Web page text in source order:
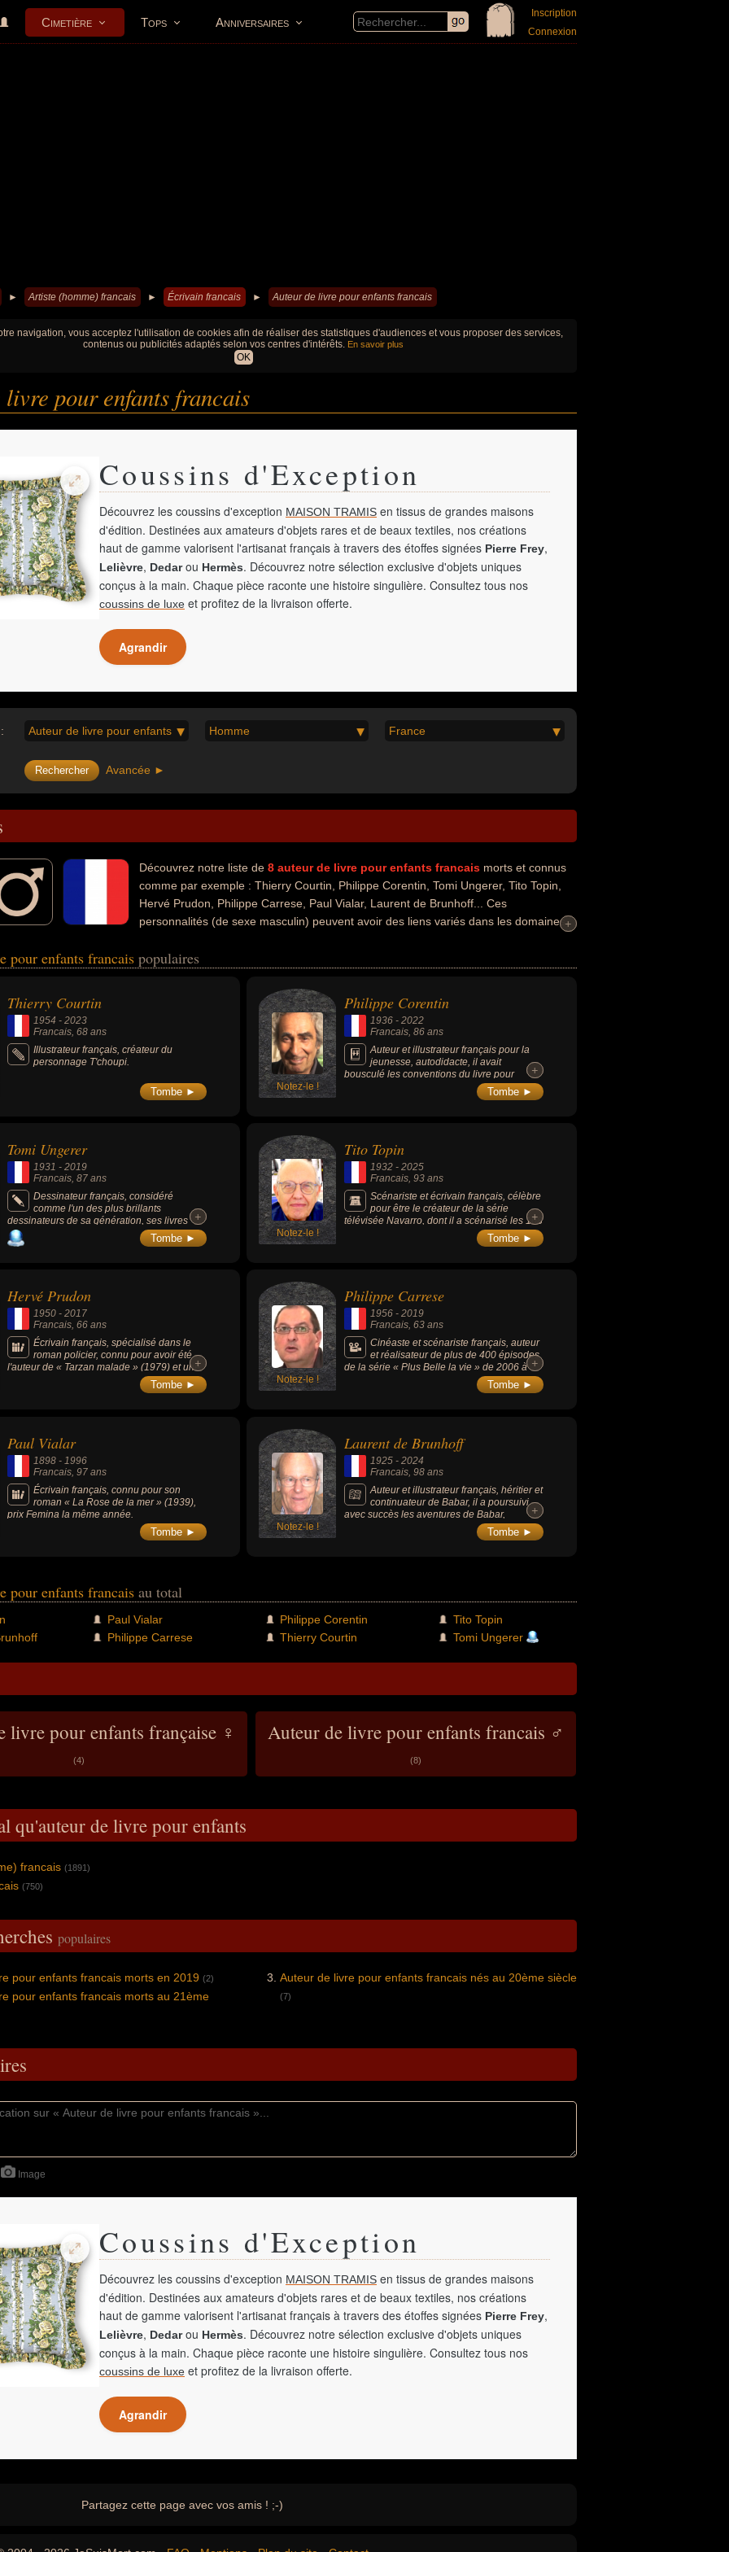
Cimetière Tops Anniversaires
Inscription
Connexion
► Artiste (homme) francais ► Écrivain francais ► Auteur de livre pour enfants francais
navigation, vous acceptez l'utilisation de cookies afin de réaliser des statistiques d'audiences et vous proposer des services,
contenus ou publicités adaptés selon vos centres d'intérêts. En savoir plus
OK
pour enfants francais
Coussins d'Exception
Découvrez les coussins d'exception MAISON TRAMIS en tissus de grandes maisons
d'édition. Destinées aux amateurs d'objets rares et de beaux textiles, nos créations
haut de gamme valorisent l'artisanat français à travers des étoffes signées Pierre Frey,
Lelièvre, Dedarou Hermès. Découvrez notre sélection exclusive d'objets uniques
conçus à la main. Chaque pièce raconte une histoire singulière. Consultez tous nos
coussins de luxe et profitez de la livraison offerte.
Agrandir
Auteur de livre pour enfants Homme France
Avancée ►
Découvrez notre liste de 8 auteur de livre pour enfants francais morts et connus
comme par exemple : Thierry Courtin, Philippe Corentin, Tomi Ungerer, Tito Topin,
Hervé Prudon, Philippe Carrese, Paul Vialar, Laurent de Brunhoff... Ces
personnalités (de sexe masculin) peuvent avoir des liens variés dans les domaines
peuvent également avoir été artiste, dessinateur, écrivain, illustrateur, auteur de bande dessinée,
chroniqueur, cinéaste, documentariste, dramaturge ou poète.
+
+
pour enfants francais populaires
Thierry Courtin
1954 - 2023
Francais, 68 ans
Illustrateur français, créateur du
personnage T'choupi.
Tombe ► Notez-le !
Philippe Corentin
1936 -2022
Francais, 86 ans
Auteur et illustrateur français pour la
jeunesse, autodidacte, il avait
bousculé les conventions du livre pour
+
+
Tombe ►
Tomi Ungerer
1931 - 2019
Francais, 87 ans
Dessinateur français, considéré
comme l'un des plus brillants
dessinateurs de sa génération, ses livres
pour enfants « Les Trois Brigands » et « Jean
de la Lune » ont connu une grande
+
+
Tombe ► Notez-le !
Tito Topin
1932 -2025
Francais, 93 ans
Scénariste et écrivain français, célèbre
pour être le créateur de la série
télévisée Navarro, dont il a scénarisé les 108
épisodes avec Roger Hanin dans le rôle-
+
+
Tombe ►
Hervé Prudon
1950 - 2017
Francais, 66 ans
Écrivain français, spécialisé dans le
roman policier, connu pour avoir été
l'auteur de « Tarzan malade » (1979) et une
+
+
Tombe ► Notez-le !
Philippe Carrese
1956 -2019
Francais, 63 ans
Cinéaste et scénariste français, auteur
et réalisateur de plus de 400 épisodes
de la série « Plus Belle la vie » de 2006 à +
+
Tombe ►
Paul Vialar
1898 - 1996
Francais , 97 ans
Écrivain français, connu pour son
roman « La Rose de la mer » (1939),
prix Femina la même année.
Tombe ► Notez-le !
Laurent de Brunhoff
1925 -2024
Francais , 98 ans
Auteur et illustrateur français, héritier et
continuateur de Babar, il a poursuivi
avec succès les aventures de Babar,
personnage adoré des enfants du monde
entier, créé en 1931 par ses parents.
+
+
Tombe ►
pour enfants francais au total
Paul Vialar
Philippe Carrese
Philippe Corentin
Thierry Courtin
Tito Topin
Tomi Ungerer
livre pour enfants française ♀
(4)
Auteur de livre pour enfants francais ♂
(8)
qu'auteur de livre pour enfants
francais (1891)
(750)
populaires
pour enfants francais morts en 2019 (2)
pour enfants francais morts au 21ème
Auteur de livre pour enfants francais nés au 20ème siècle
(7)
Image
Coussins d'Exception
Découvrez les coussins d'exception MAISON TRAMIS en tissus de grandes maisons
d'édition. Destinées aux amateurs d'objets rares et de beaux textiles, nos créations
haut de gamme valorisent l'artisanat français à travers des étoffes signées Pierre Frey,
Lelièvre, Dedarou Hermès. Découvrez notre sélection exclusive d'objets uniques
conçus à la main. Chaque pièce raconte une histoire singulière. Consultez tous nos
coussins de luxe et profitez de la livraison offerte.
Agrandir
Partagez cette page avec vos amis ! ;-)